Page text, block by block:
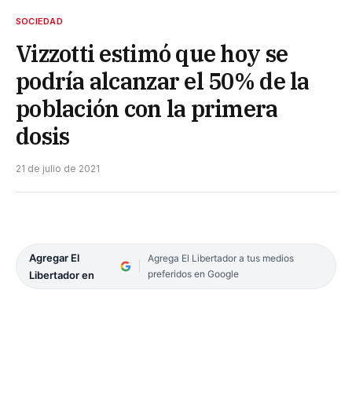
SOCIEDAD
Vizzotti estimó que hoy se
podría alcanzar el 50% de la
población con la primera
dosis
21 de julio de 2021
Agregar El
Libertador en
Agrega El Libertador a tus medios
preferidos en Google